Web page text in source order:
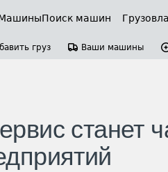
Поиск машин
груз Ваши машины
станет